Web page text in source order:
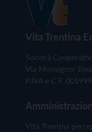
Vita Trentina
Società
Via Monsignor
P.IVA e C.F.
Vita Trentina